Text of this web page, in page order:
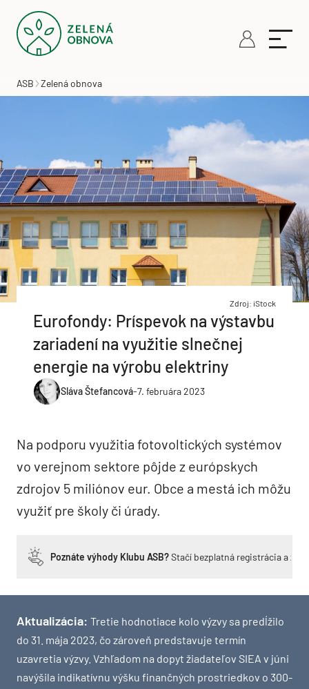
ASB Zelená obnova
Zdroj: iStock
Eurofondy: Príspevok na výstavbu
zariadení na využitie slnečnej
energie na výrobu elektriny
Sláva Štefancová-7. februára 2023
Na podporu využitia fotovoltických systémov
vo verejnom sektore pôjde z európskych
zdrojov 5 miliónov eur. Obce a mestá ich môžu
využiť pre školy či úrady.
Poznáte výhody Klubu ASB?Stačí bezplatná registrácia a
Aktualizácia: Tretie hodnotiace kolo výzvy sa predĺžilo
do 31. mája 2023, čo zároveň predstavuje termín
uzavretia výzvy. Vzhľadom na dopyt žiadateľov SIEA v júni
navýšila indikatívnu výšku finančných prostriedkov o 300-